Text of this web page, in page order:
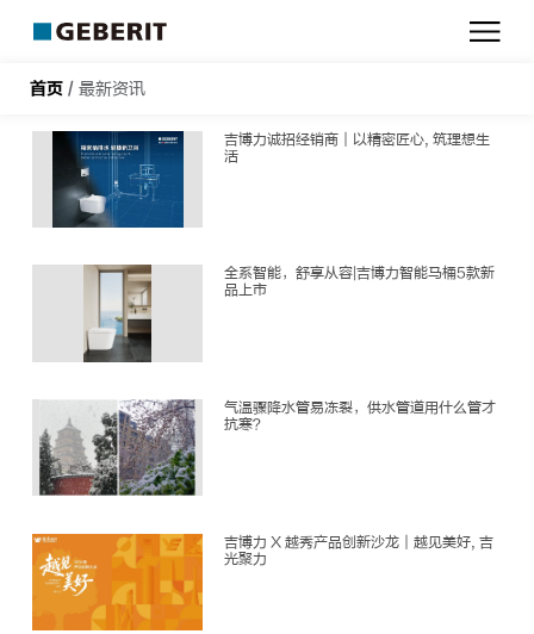
力
首页 / 最新资讯
吉博力诚招经销商｜以精密匠心, 筑理想生
活
全系智能，舒享从容|吉博力智能马桶5款新
品上市
气温骤降水管易冻裂，供水管道用什么管才
抗寒？
吉博力 X 越秀产品创新沙龙｜越见美好, 吉
光聚力